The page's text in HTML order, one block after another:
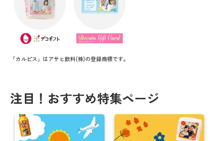
「カルピス」はアサヒ飲料(株)の登録商標です。
注目！おすすめ特集ページ